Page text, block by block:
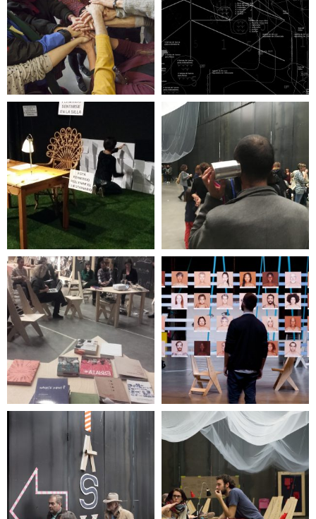
Airea. Nuevos
caminos para la
inclusión
Narrativa Levitar
Inclasificable La Tercera Oreja
PDF Color carne
Task Party TeenTero